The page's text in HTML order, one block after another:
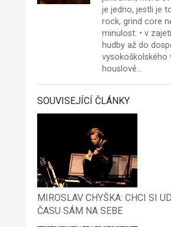
je jedno, jestli je
rock, grind core
minulost: • v
hudby až do
vysokoškolského
houslové…
SOUVISEJÍCÍ ČLÁNKY
MIROSLAV CHYŠKA: CHCI SI
ČASU SÁM NA SEBE